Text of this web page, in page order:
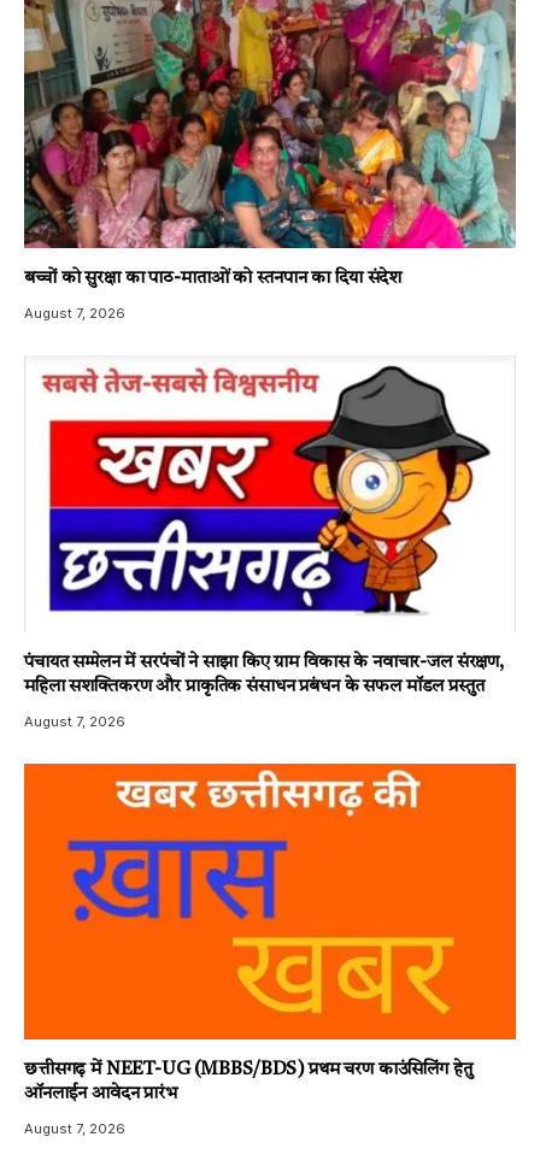
बच्चों को सुरक्षा का पाठ-माताओं को स्तनपान का दिया संदेश
August 7, 2026
पंचायत सम्मेलन में सरपंचों ने साझा किए ग्राम विकास के नवाचार-जल संरक्षण,
महिला सशक्तिकरण और प्राकृतिक संसाधन प्रबंधन के सफल मॉडल प्रस्तुत
August 7, 2026
छत्तीसगढ़ में NEET-UG (MBBS/BDS) प्रथम चरण काउंसिलिंग हेतु
ऑनलाईन आवेदन प्रारंभ
August 7, 2026